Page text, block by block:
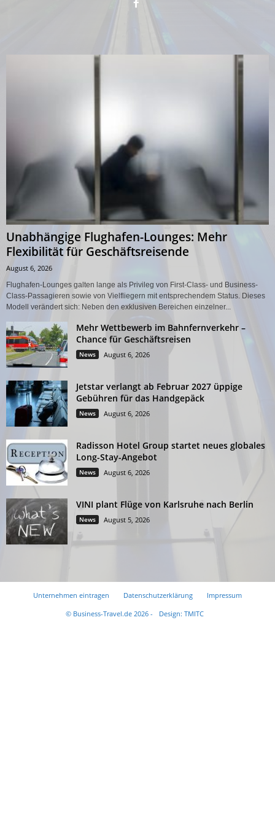
Unabhängige Flughafen-Lounges: Mehr
Flexibilität für Geschäftsreisende
August 6, 2026
Flughafen-Lounges galten lange als Privileg von First-Class- und Business-
Class-Passagieren sowie von Vielfliegern mit entsprechendem Status. Dieses
Modell verändert sich: Neben den exklusiven Bereichen einzelner...
Mehr Wettbewerb im Bahnfernverkehr –
Chance für Geschäftsreisen
News August 6, 2026
Jetstar verlangt ab Februar 2027 üppige
Gebühren für das Handgepäck
News August 6, 2026
Radisson Hotel Group startet neues globales
Long-Stay-Angebot
News August 6, 2026
VINI plant Flüge von Karlsruhe nach Berlin
News August 5, 2026
Unternehmen eintragen Datenschutzerklärung
Impressum
© Business-Travel.de 2026 -
Design: TMITC